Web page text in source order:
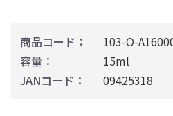
商品コード：
103-O-
容量：
15ml
JANコード：
09425318